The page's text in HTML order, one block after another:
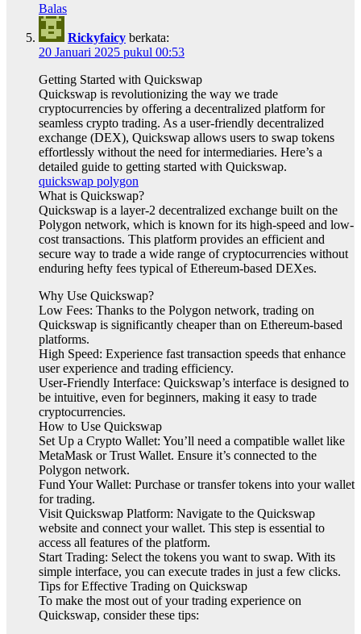
Balas
Rickyfaicy berkata:
20 Januari 2025 pukul 00:53
Getting Started with Quickswap
Quickswap is revolutionizing the way we trade
cryptocurrencies by offering a decentralized platform for
seamless crypto trading. As a user-friendly decentralized
exchange (DEX), Quickswap allows users to swap tokens
effortlessly without the need for intermediaries. Here’s a
detailed guide to getting started with Quickswap.
quickswap polygon
What is Quickswap?
Quickswap is a layer-2 decentralized exchange built on the
Polygon network, which is known for its high-speed and low-
cost transactions. This platform provides an efficient and
secure way to trade a wide range of cryptocurrencies without
enduring hefty fees typical of Ethereum-based DEXes.
Why Use Quickswap?
Low Fees: Thanks to the Polygon network, trading on
Quickswap is significantly cheaper than on Ethereum-based
platforms.
High Speed: Experience fast transaction speeds that enhance
user experience and trading efficiency.
User-Friendly Interface: Quickswap’s interface is designed to
be intuitive, even for beginners, making it easy to trade
cryptocurrencies.
How to Use Quickswap
Set Up a Crypto Wallet: You’ll need a compatible wallet like
MetaMask or Trust Wallet. Ensure it’s connected to the
Polygon network.
Fund Your Wallet: Purchase or transfer tokens into your wallet
for trading.
Visit Quickswap Platform: Navigate to the Quickswap
website and connect your wallet. This step is essential to
access all features of the platform.
Start Trading: Select the tokens you want to swap. With its
simple interface, you can execute trades in just a few clicks.
Tips for Effective Trading on Quickswap
To make the most out of your trading experience on
Quickswap, consider these tips: